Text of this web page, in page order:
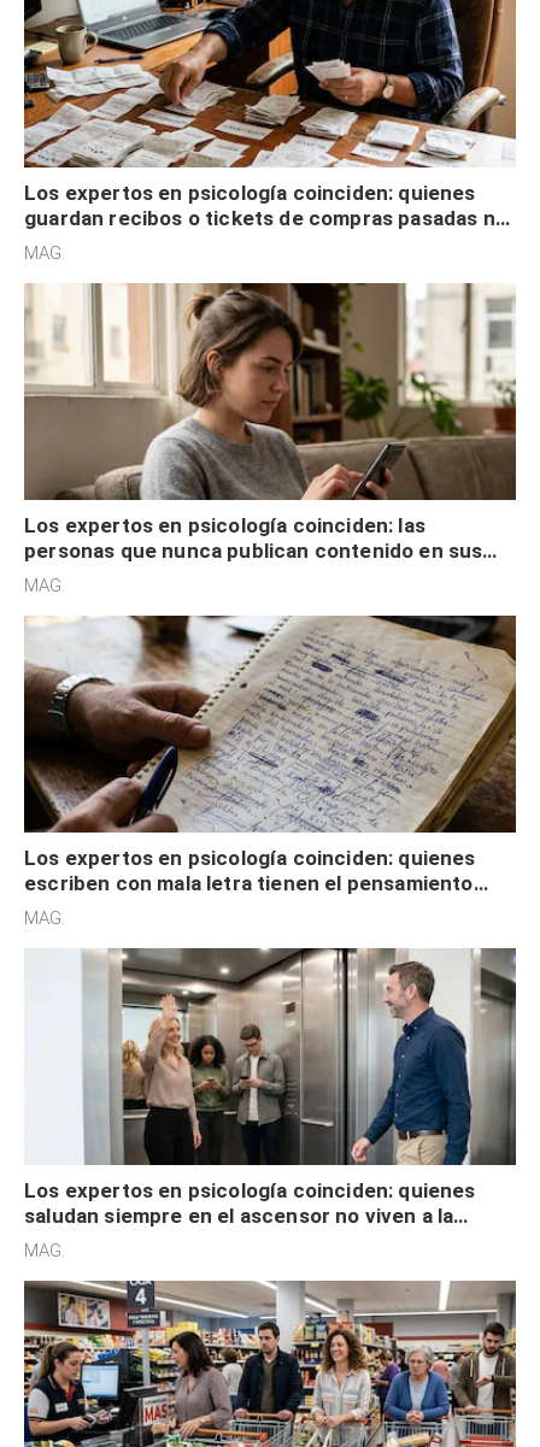
Los expertos en psicología coinciden: quienes
guardan recibos o tickets de compras pasadas no
son acumuladores, sino que tienen necesidad de
MAG.
Los expertos en psicología coinciden: las
personas que nunca publican contenido en sus
redes sociales no pretenden buscar validación
MAG.
Los expertos en psicología coinciden: quienes
escriben con mala letra tienen el pensamiento
acelerado y no lo hacen por desinterés
MAG.
Los expertos en psicología coinciden: quienes
saludan siempre en el ascensor no viven a la
defensiva y tienen apertura social
MAG.